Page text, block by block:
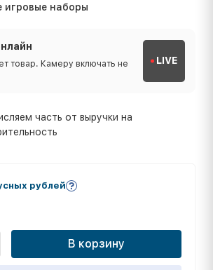
игровые наборы
товар. Камеру включать не
LIVE
часть от выручки на
рублей
В корзину